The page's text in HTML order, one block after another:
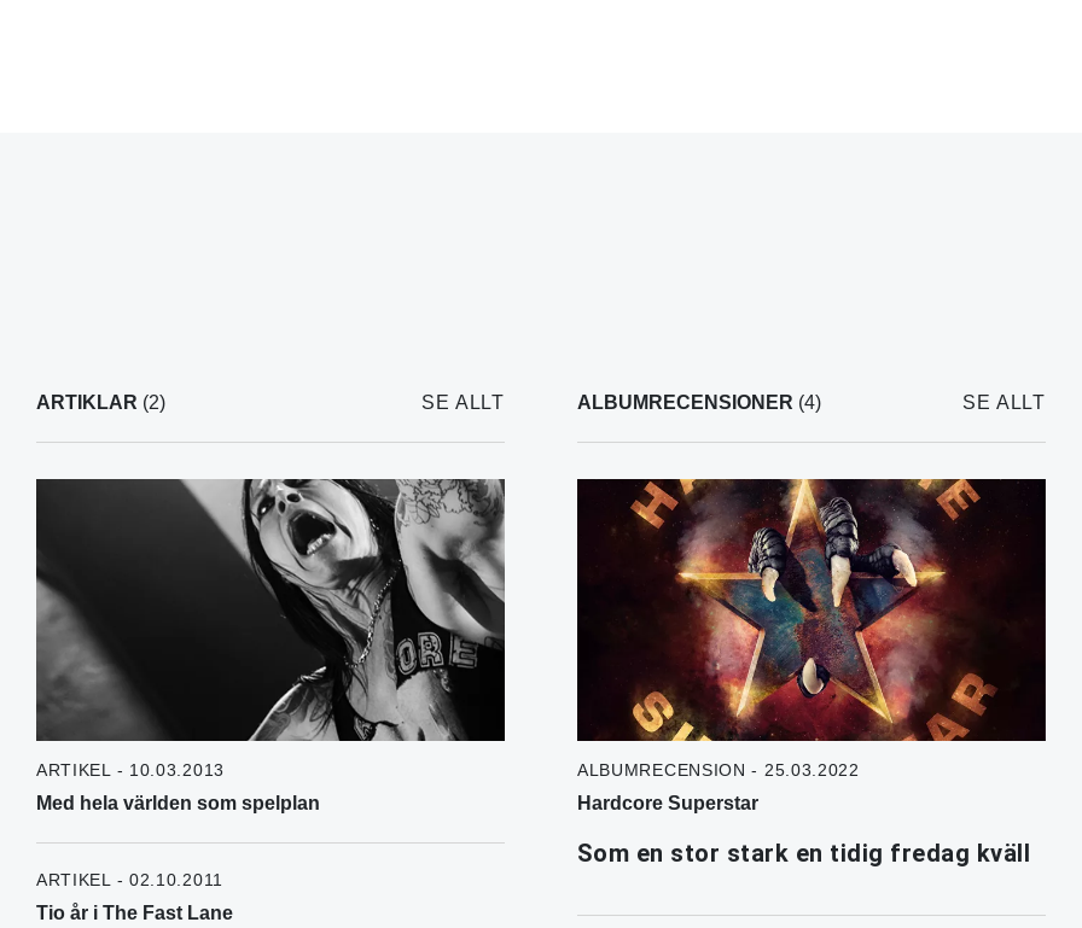
ARTIKLAR (2) SE ALLT
ARTIKEL - 10.03.2013
Med hela världen som spelplan
ARTIKEL - 02.10.2011
Tio år i The Fast Lane
ALBUMRECENSIONER (4) SE ALLT
ALBUMRECENSION - 25.03.2022
Hardcore Superstar
Som en stor stark en tidig fredag kväll